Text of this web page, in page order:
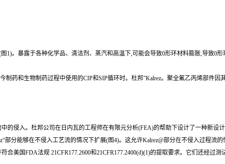
1)。暴露于各种化学品、清洁剂、蒸汽和高温下,可能会导致0形环材料膨胀,导致0
药和生物制药过程中使用的CIP和SIP循环时。杜邦"Kalrez。聚全氟乙丙烯部件
的侵入。杜邦公司在日内瓦的工程师在有限元分析(FEA)的帮助下设计了一种新设
分能够在不侵入工艺流的情况下扩展(图4)。这允许Kalrez@部分在不侵入过程流
合美国FDA法规 21CFR177.2600和21CFR177.2400(d)(1)的提取要求。它们还经